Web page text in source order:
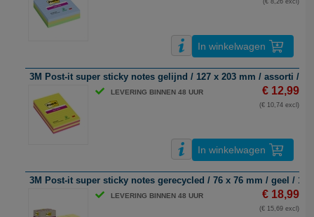
(€ 8,26 excl)
In winkelwagen
3M Post-it super sticky notes gelijnd / 127 x 203 mm / assorti / 4
LEVERING BINNEN 48 UUR € 12,99
(€ 10,74 excl)
In winkelwagen
3M Post-it super sticky notes gerecycled / 76 x 76 mm / geel / 12
LEVERING BINNEN 48 UUR € 18,99
(€ 15,69 excl)